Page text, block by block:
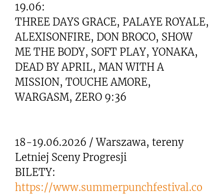
19.06:
THREE DAYS GRACE, PALAYE ROYALE,
ALEXISONFIRE, DON BROCO, SHOW
ME THE BODY, SOFT PLAY, YONAKA,
DEAD BY APRIL, MAN WITH A
MISSION, TOUCHE AMORE,
WARGASM, ZERO 9:36
18-19.06.2026 / Warszawa, tereny
Letniej Sceny Progresji
BILETY:
https://www.summerpunchfestival.co